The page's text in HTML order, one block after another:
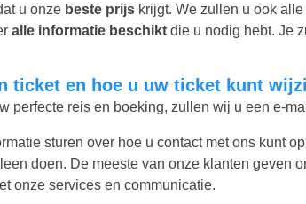
u onze beste prijs krijgt. We zullen u ook
alle informatie beschikt die u nodig hebt. Je
ticket en hoe u uw ticket kunt
perfecte reis en boeking, zullen wij u een e-
sturen over hoe u contact met ons kunt
doen. De meeste van onze klanten geven
onze services en communicatie.